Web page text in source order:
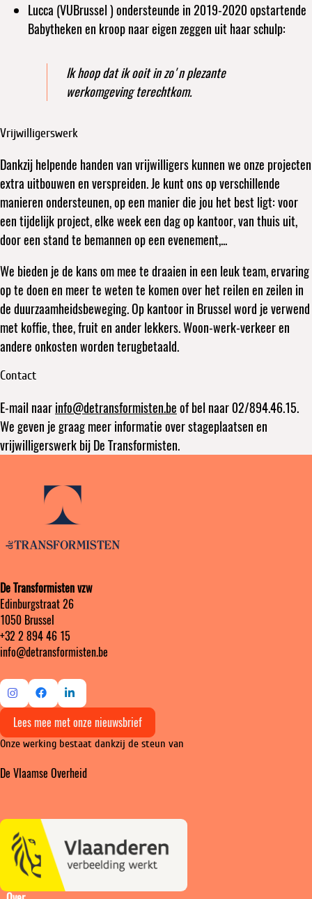
Lucca (VUBrussel ) ondersteunde in 2019-2020 opstartende
Babytheken en kroop naar eigen zeggen uit haar schulp:
Ik hoop dat ik ooit in zo'n plezante
werkomgeving terechtkom.
Vrijwilligerswerk
Dankzij helpende handen van vrijwilligers kunnen we onze projecten
extra uitbouwen en verspreiden. Je kunt ons op verschillende
manieren ondersteunen, op een manier die jou het best ligt: voor
een tijdelijk project, elke week een dag op kantoor, van thuis uit,
door een stand te bemannen op een evenement,...
We bieden je de kans om mee te draaien in een leuk team, ervaring
op te doen en meer te weten te komen over het reilen en zeilen in
de duurzaamheidsbeweging. Op kantoor in Brussel word je verwend
met koffie, thee, fruit en ander lekkers. Woon-werk-verkeer en
andere onkosten worden terugbetaald.
Contact
E-mail naar info@detransformisten.be of bel naar 02/894.46.15.
We geven je graag meer informatie over stageplaatsen en
vrijwilligerswerk bij De Transformisten.
De Transformisten vzw
Edinburgstraat 26
1050 Brussel
+32 2 894 46 15
info@detransformisten.be
Ga
naar
Instagram
naar
Facebook
Ga
naar
LinkedIn
Lees mee met onze nieuwsbrief
Onze werking bestaat dankzij de steun van
De Vlaamse Overheid